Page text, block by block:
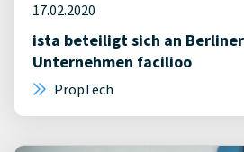
17.02.2020
ista beteiligt sich an Berliner
Unternehmen facilioo
PropTech